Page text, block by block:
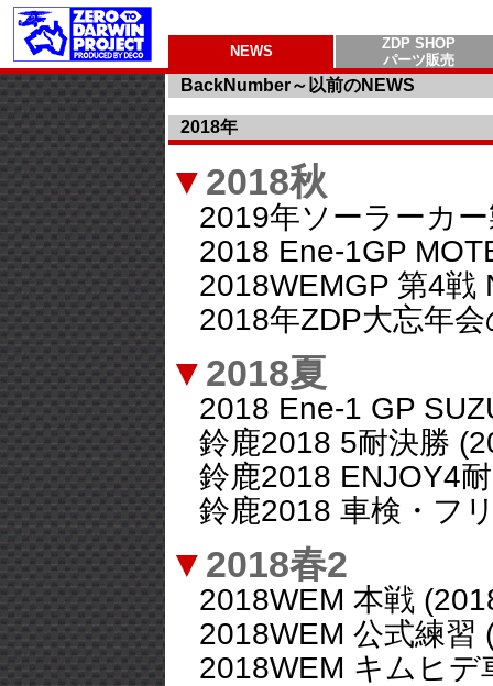
NEWS
ZDP SHOP
パーツ販売
BackNumber～以前のNEWS
2018年
▼ 2018秋
2019年ソーラーカー
2018 Ene-1GP
2018WEMGP 第4戦
2018年ZDP大忘年
▼ 2018夏
2018 Ene-1 GP
鈴鹿2018 5耐決勝
鈴鹿2018 ENJOY4
鈴鹿2018 車検・フ
▼ 2018春2
2018WEM 本戦
2018WEM 公式練習
2018WEM キムヒデ